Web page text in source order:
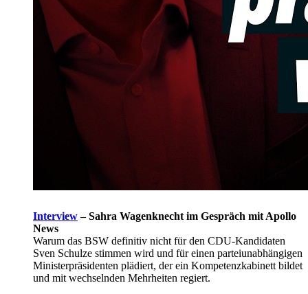
Interview– Sahra Wagenknecht im Gespräch mit Apollo
News
Warum das BSW definitiv nicht für den CDU-Kandidaten
Sven Schulze stimmen wird und für einen parteiunabhängigen
Ministerpräsidenten plädiert, der ein Kompetenzkabinett bildet
und mit wechselnden Mehrheiten regiert.